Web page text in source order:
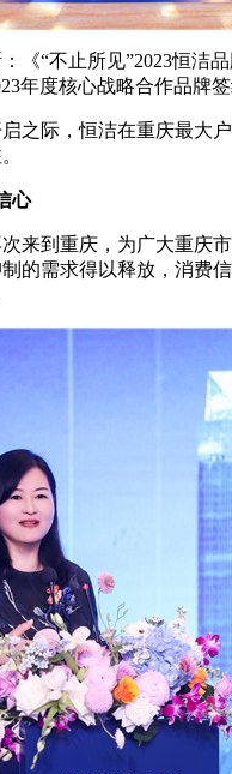
“不止所见”2023恒洁品
年度核心战略合作品牌
际，恒洁在重庆最大户
心
到重庆，为广大重庆市
的需求得以释放，消费